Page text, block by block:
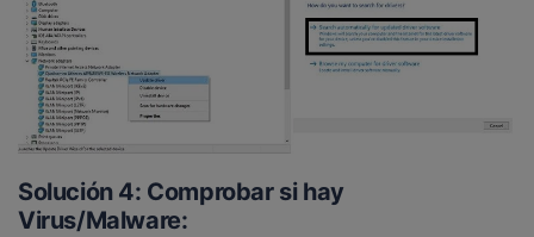
Solución 4: Comprobar si hay
Virus/Malware: